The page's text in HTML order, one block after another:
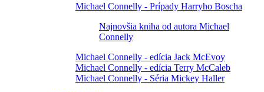
Michael Connelly - Prípady Harryho Boscha
Najnovšia kniha od autora Michael
Connelly
Michael Connelly - edícia Jack McEvoy
Michael Connelly - edícia Terry McCaleb
Michael Connelly - Séria Mickey Haller